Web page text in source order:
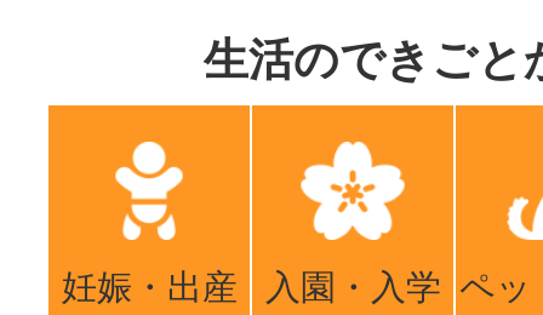
生活のできごと
妊娠・出産 入園・入学 ペッ